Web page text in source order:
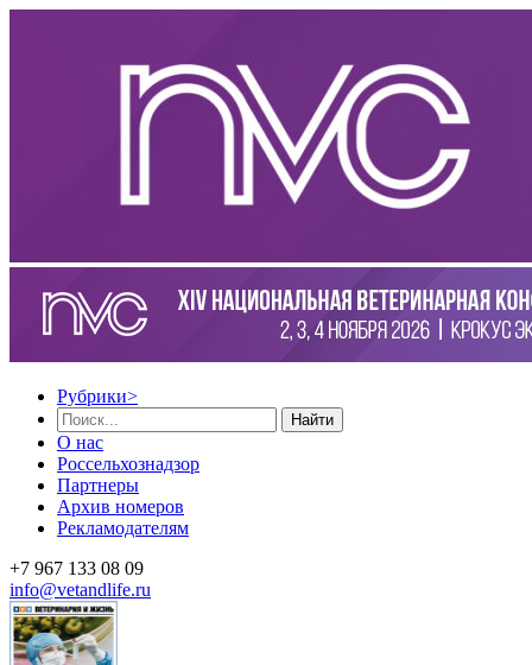
Рубрики>
Найти
О нас
Россельхознадзор
Партнеры
Архив номеров
Рекламодателям
+7 967 133 08 09
info@vetandlife.ru